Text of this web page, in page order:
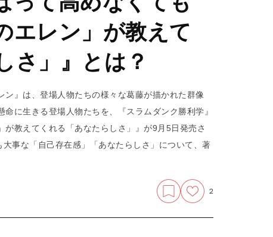
エレン」が教えて
さ」』とは？
』は、登場人物たちの様々な葛藤が描かれた群像
に生きる登場人物たちを、『スラムダンク勝利学』
教えてくれる「あなたらしさ」』が9月5日発売さ
事な「自己存在感」「あなたらしさ」について、著
2